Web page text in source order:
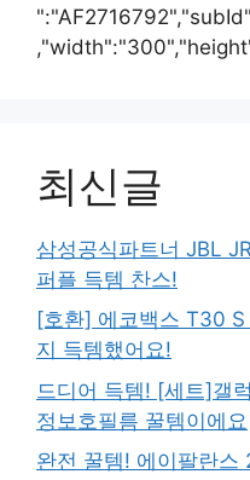
최신글
삼성공식파트너 JBL
퍼플 득템 찬스!
[호환] 에코백스 T30 S
지 득템했어요!
드디어 득템! [세트]갤
정보호필름 꿀템이에요
완전 꿀템! 에이팔란